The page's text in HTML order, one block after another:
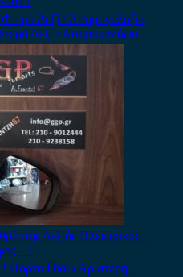
Δεξί / Ασημογαλάζιο
Δεξιός Ηλεκτρικός –
– E